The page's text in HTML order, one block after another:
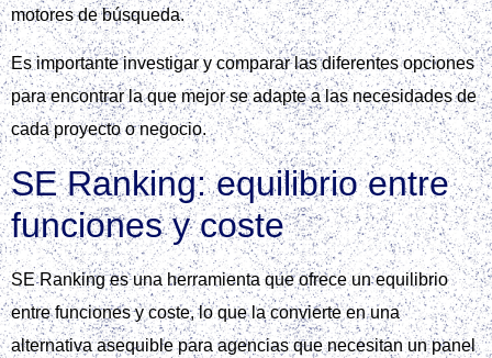
motores de búsqueda.
Es importante investigar y comparar las diferentes opciones
para encontrar la que mejor se adapte a las necesidades de
cada proyecto o negocio.
SE Ranking: equilibrio entre
funciones y coste
SE Ranking es una herramienta que ofrece un equilibrio
entre funciones y coste, lo que la convierte en una
alternativa asequible para agencias que necesitan un panel